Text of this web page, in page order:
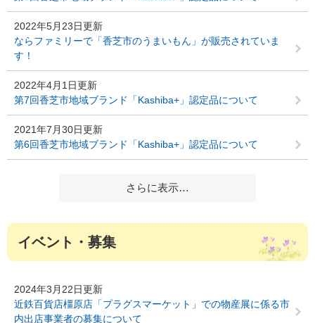
2022年5月23日更新
ならファミリーで「香芝市のうまいもん」が販売されていま
す！
2022年4月1日更新
第7回香芝市地域ブランド「Kashiba+」認定品について
2021年7月30日更新
第6回香芝市地域ブランド「Kashiba+」認定品について
さらに表示…
イベント・募集
2024年3月22日更新
近鉄百貨店橿原店「プラグスマーケット」での物産展に係る市
内出店事業者の募集について